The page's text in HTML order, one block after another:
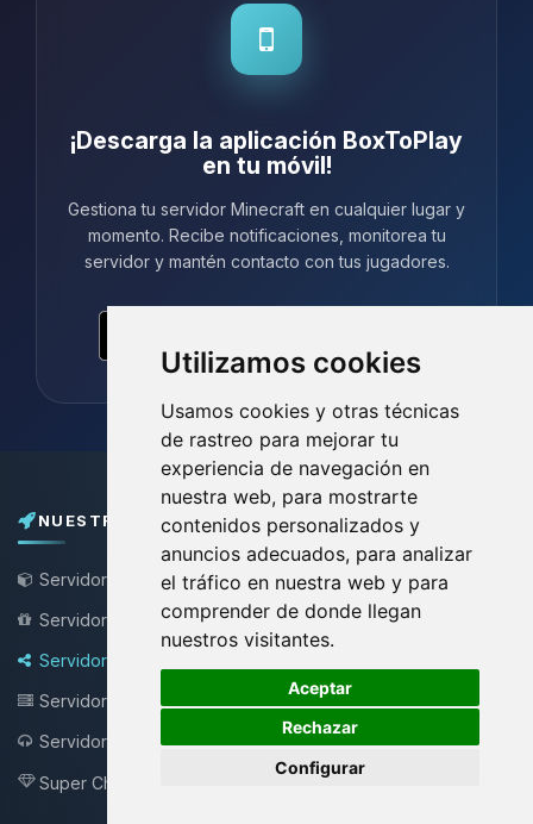
Utilizamos cookies
Usamos cookies y otras técnicas
de rastreo para mejorar tu
experiencia de navegación en
nuestra web, para mostrarte
contenidos personalizados y
anuncios adecuados, para analizar
el tráfico en nuestra web y para
comprender de donde llegan
nuestros visitantes.
Aceptar
Rechazar
Configurar
¡Descarga la aplicación BoxToPlay
en tu móvil!
Gestiona tu servidor Minecraft en cualquier lugar y
momento. Recibe notificaciones, monitorea tu
servidor y mantén contacto con tus jugadores.
NUESTROS PLANES
Servidor de Minecraft
Servidor Minecraft Gratis
Servidor Bungee / Velocity
Servidor VPS
Servidor Teamspeak
Super Choupy
🍪